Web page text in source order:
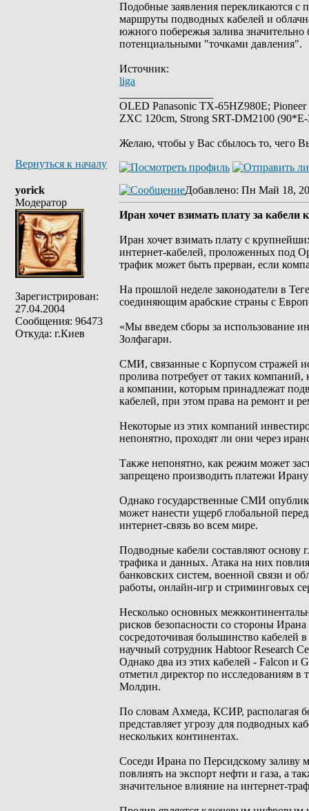
Подобные заявления перекликаются с
маршруты подводных кабелей и
южного побережья залива
потенциальными "точками давления".
Источник:
liga
OLED Panasonic TX-65HZ980E;
ZXC 120cm, Strong SRT-DM2100
Желаю, чтобы у Вас сбылось то, чего
Вернуться к началу
yorick
Модератор
Зарегистрирован:
27.04.2004
Сообщения: 96473
Откуда: г.Киев
Добавлено: Пн Май 18,
Иран хочет взимать плату за
Иран хочет взимать плату с
интернет-кабелей, проложенных под
трафик может быть прерван, если
На прошлой неделе законодатели в
соединяющим арабские страны с
«Мы введем сборы за использование
Золфагари.
СМИ, связанные с Корпусом стражей
пролива потребует от таких компаний,
а компании, которым принадлежат
кабелей, при этом права на ремонт и
Некоторые из этих компаний
непонятно, проходят ли они через
Также непонятно, как режим может
запрещено производить платежи
Однако государственные СМИ
может нанести ущерб глобальной
интернет-связь во всем мире.
Подводные кабели составляют основу
трафика и данных. Атака на них
банковских систем, военной связи и
работы, онлайн-игр и стриминговых
Несколько основных
рисков безопасности со стороны
сосредоточивая большинство кабелей
научный сотрудник Habtoor Research
Однако два из этих кабелей - Falcon и
отметил директор по исследованиям
Молдин.
По словам Ахмеда, КСИР, располагая
представляет угрозу для подводных
нескольких континентах.
Соседи Ирана по Персидскому заливу
повлиять на экспорт нефти и газа, а
значительное влияние на интернет-